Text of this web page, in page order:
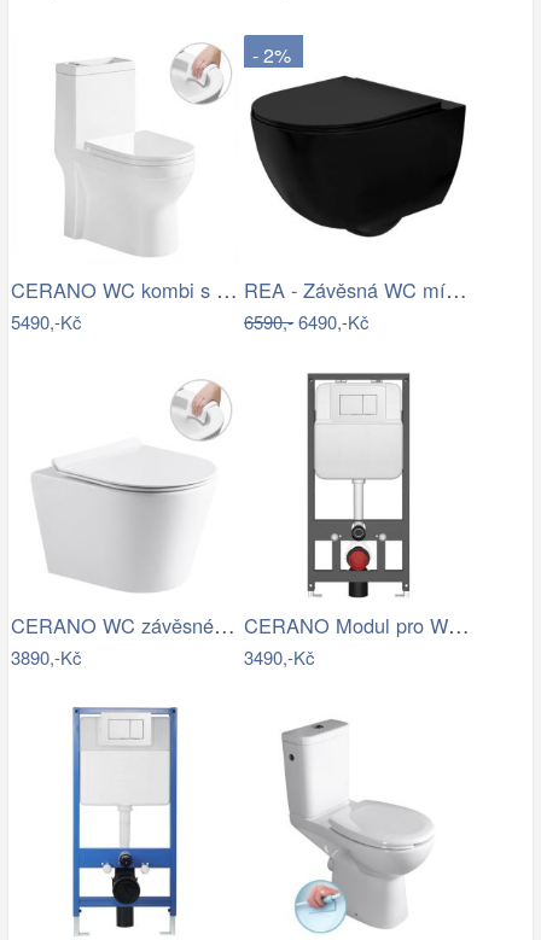
CERANO WC kombi s umývátkem Hygisink,…
5490,-Kč
- 2%
REA - Závěsná WC mísa včetně sedátka…
6590,-6490,-Kč
CERANO WC závěsné Carlito, Rimless +…
3890,-Kč
CERANO Modul pro WC závěsné Prime -…
3490,-Kč